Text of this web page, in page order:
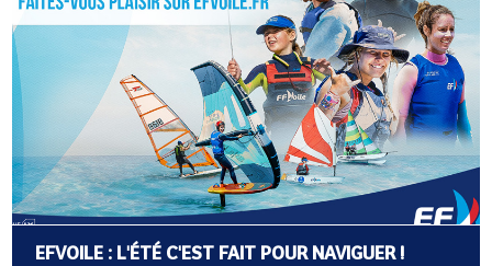
EFVOILE : L'ÉTÉ C'EST FAIT POUR NAVIGUER !